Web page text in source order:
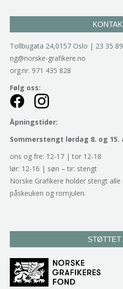
Tollbugata 24,0157 Oslo | 23 35
ng@norske-grafikere.no
org.nr. 971 435 828
Følg oss:
Åpningstider:
Sommerstengt lørdag 8. og 15.
ons og fre: 12-17 | tor 12-18
lør: 12-16 | søn – tir: stengt
Norske Grafikere holder stengt
påskeuken og romjulen.
STØTTET